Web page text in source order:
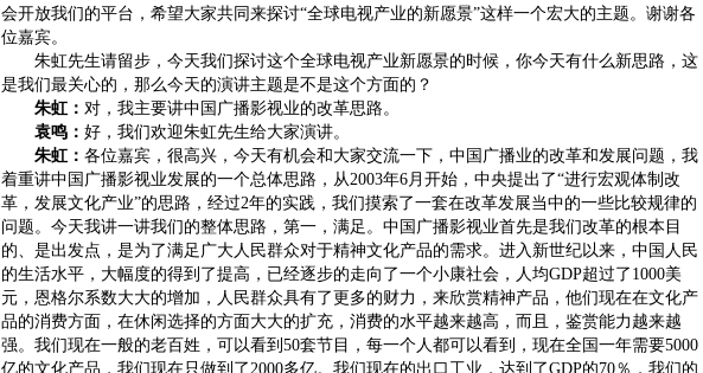
会开放我们的平台，希望大家共同来探讨“全球电视产业的新愿景”这样一个宏大的主题。谢谢各
位嘉宾。
朱虹先生请留步，今天我们探讨这个全球电视产业新愿景的时候，你今天有什么新思路，这
是我们最关心的，那么今天的演讲主题是不是这个方面的？
朱虹： 对，我主要讲中国广播影视业的改革思路。
袁鸣： 好，我们欢迎朱虹先生给大家演讲。
朱虹： 各位嘉宾，很高兴，今天有机会和大家交流一下，中国广播业的改革和发展问题，我
着重讲中国广播影视业发展的一个总体思路，从2003年6月开始，中央提出了“进行宏观体制改
革，发展文化产业”的思路，经过2年的实践，我们摸索了一套在改革发展当中的一些比较规律的
问题。今天我讲一讲我们的整体思路，第一，满足。中国广播影视业首先是我们改革的根本目
的、是出发点，是为了满足广大人民群众对于精神文化产品的需求。进入新世纪以来，中国人民
的生活水平，大幅度的得到了提高，已经逐步的走向了一个小康社会，人均GDP超过了1000美
元，恩格尔系数大大的增加，人民群众具有了更多的财力，来欣赏精神产品，他们现在在文化产
品的消费方面，在休闲选择的方面大大的扩充，消费的水平越来越高，而且，鉴赏能力越来越
强。我们现在一般的老百姓，可以看到50套节目，每一个人都可以看到，现在全国一年需要5000
亿的文化产品，我们现在只做到了2000多亿。我们现在的出口工业，达到了GDP的70％，我们的